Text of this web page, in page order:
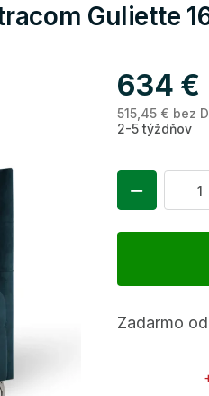
Guliette
634 €
515,45 € bez
2-5 týždňov
Zadarmo